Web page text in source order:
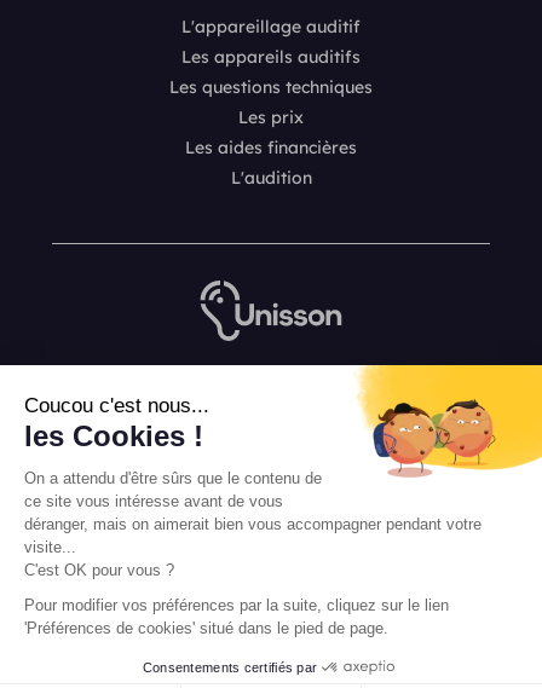
Coucou c'est nous...
les Cookies !
On a attendu d'être sûrs que le contenu de
ce site vous intéresse avant de vous
déranger, mais on aimerait bien vous accompagner pendant votre
visite...
C'est OK pour vous ?
Pour modifier vos préférences par la suite, cliquez sur le lien
'Préférences de cookies' situé dans le pied de page.
Consentements certifiés par
L'appareillage auditif
Les appareils auditifs
Les questions techniques
Les prix
Les aides financières
L'audition
L’équipe de rédaction Unisson
Conditions Générales de Vente